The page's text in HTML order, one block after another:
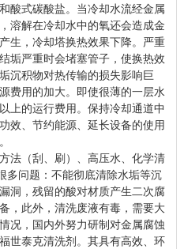
酸式碳酸盐。当冷却水流经金属
溶解在冷却水中的氧还会造成金
生，冷却塔换热效果下降。严重
垢严重时会堵塞管子，使换热效
沉积物对热传输的损失影响巨
费用的加大。即使很薄的一层水
上的运行费用。保持冷却通道中
效、节约能源、延长设备的使用
法（刮、刷）、高压水、化学清
多问题：不能彻底清除水垢等沉
洞，残留的酸对材质产生二次腐
，此外，清洗废液有毒，需要大
况，国内外努力研制对金属腐蚀
世泰克清洗剂。其具有高效、环